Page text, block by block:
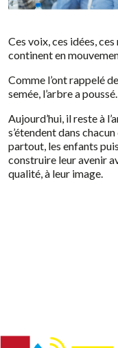
Ces voix, ces idées,
continent en
Comme l’ont rappelé
semée, l’arbre a poussé.
Aujourd’hui, il reste à
s’étendent dans
partout, les enfants
construire leur avenir
qualité, à leur image.